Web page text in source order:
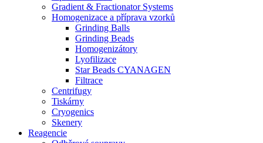
Gradient & Fractionator Systems
Homogenizace a příprava vzorků
Grinding Balls
Grinding Beads
Homogenizátory
Lyofilizace
Star Beads CYANAGEN
Filtrace
Centrifugy
Tiskárny
Cryogenics
Skenery
Reagencie